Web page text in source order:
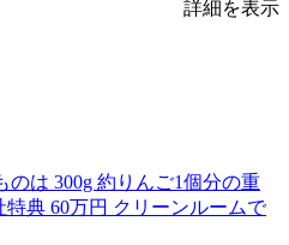
詳細を表示